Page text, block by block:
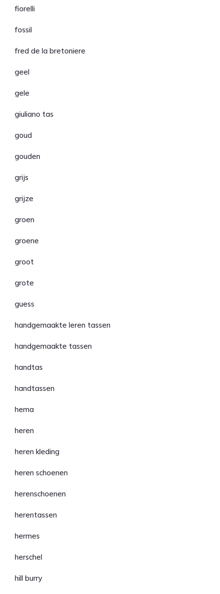
fiorelli
fossil
fred de la bretoniere
geel
gele
giuliano tas
goud
gouden
grijs
grijze
groen
groene
groot
grote
guess
handgemaakte leren tassen
handgemaakte tassen
handtas
handtassen
hema
heren
heren kleding
heren schoenen
herenschoenen
herentassen
hermes
herschel
hill burry